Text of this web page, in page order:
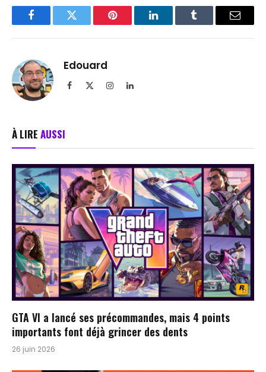
FacebookTwitter Pinterest LinkedInTumblr Email
Edouard
Facebook InstagramLinkedIn
À LIRE AUSSI
GTA VI a lancé ses précommandes, mais 4 points
importants font déjà grincer des dents
26 juin 2026